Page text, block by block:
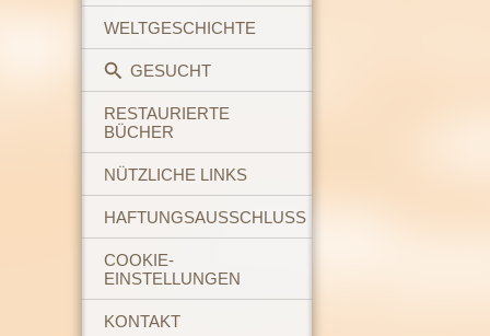
WELTGESCHICHTE
GESUCHT
RESTAURIERTE
BÜCHER
NÜTZLICHE LINKS
HAFTUNGSAUSSCHLUSS
COOKIE-
EINSTELLUNGEN
KONTAKT